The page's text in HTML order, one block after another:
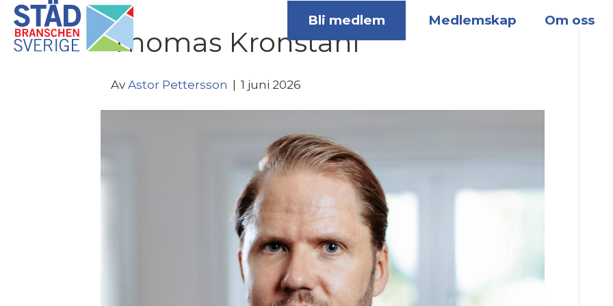
Bli medlem Medlemskap Om oss
Thomas Kronståhl
Av Astor Pettersson 1 juni 2026